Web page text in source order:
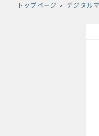
トップページ デジタル